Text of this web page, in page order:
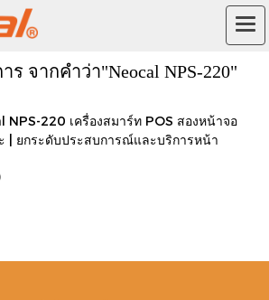
ร จากคำว่า"Neocal NPS-220"
NPS-220 เครื่องสมาร์ท POS สองหน้าจอ
| ยกระดับประสบการณ์และบริการหน้า